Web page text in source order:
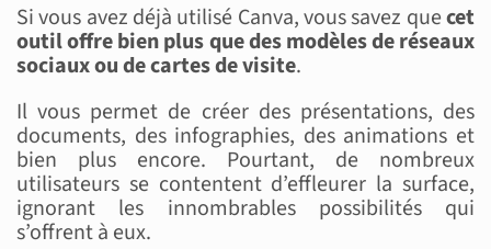
Si vous avez déjà utilisé Canva, vous savez quecet
outil offre bien plus que des modèles de réseaux
sociaux ou de cartes de visite.
Il vous permet de créer des présentations, des
documents, des infographies, des animations et
bien plus encore. Pourtant, de nombreux
utilisateurs se contentent d’effleurer la surface,
ignorant les innombrables possibilités qui
s’offrent à eux.